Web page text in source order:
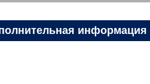
информация